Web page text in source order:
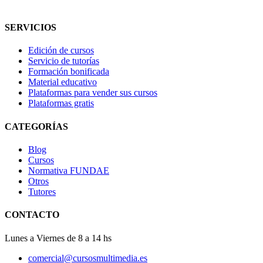
SERVICIOS
Edición de cursos
Servicio de tutorías
Formación bonificada
Material educativo
Plataformas para vender sus cursos
Plataformas gratis
CATEGORÍAS
Blog
Cursos
Normativa FUNDAE
Otros
Tutores
CONTACTO
Lunes a Viernes de 8 a 14 hs
comercial@cursosmultimedia.es